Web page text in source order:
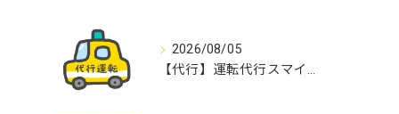
2026/08/05
【代行】運転代行スマイル